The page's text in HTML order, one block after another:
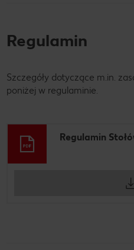
Regulamin
Szczegóły dotyczące m.in.
poniżej w regulaminie.
Regulamin